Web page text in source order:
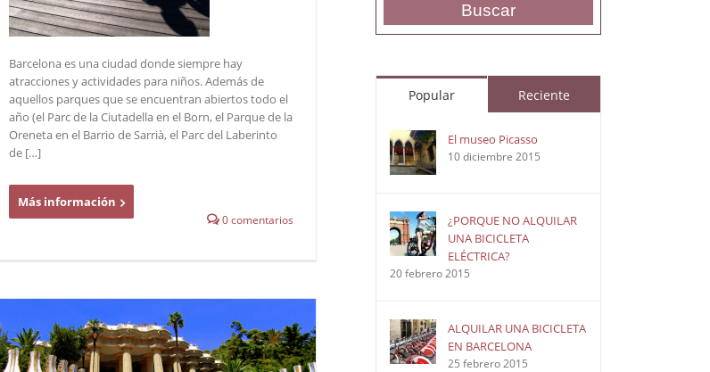
Barcelona es una ciudad donde siempre hay
atracciones y actividades para niños. Además de
aquellos parques que se encuentran abiertos todo el
año (el Parc de la Ciutadella en el Born, el Parque de la
Oreneta en el Barrio de Sarrià, el Parc del Laberinto
de […]
Más información
0 comentarios
Buscar
Popular Reciente
El museo Picasso
10 diciembre 2015
¿PORQUE NO ALQUILAR
UNA BICICLETA
ELÉCTRICA?
20 febrero 2015
ALQUILAR UNA BICICLETA
EN BARCELONA
25 febrero 2015